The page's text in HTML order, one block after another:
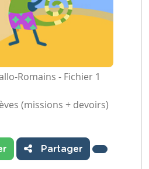
Romains - Fichier 1
(missions + devoirs)
Partager